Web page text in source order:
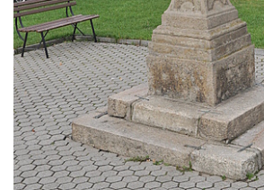
Socha svaté Anny na nádvoří kláštera
dominikánů v Českých Budějovicích
Socha svatého Dominika na nádvoří
kláštera dominikánů v Českých
Budějovicích
Sousoší Kalvárie před klášterem
dominikánů u Piaristického náměstí v